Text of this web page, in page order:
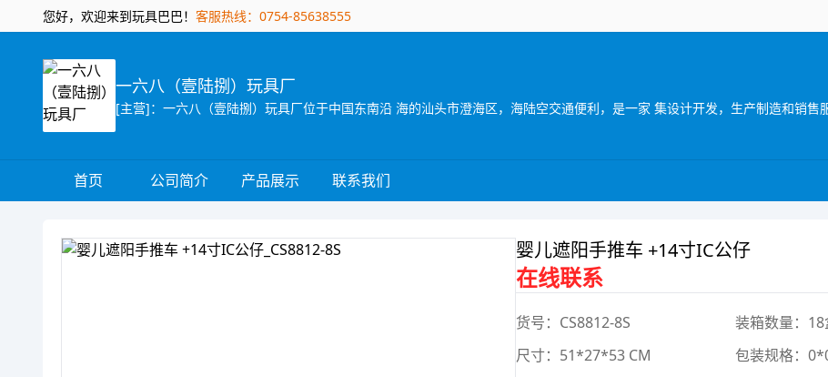
您好，欢迎来到玩具巴巴！ 客服热线：0754-85638555
一六八（壹陆捌）玩具厂
首页 公司简介 产品展示 联系我们
婴儿遮阳手推车 +14寸IC公仔
在线联系
货号：CS8812-8S 装箱数量：18
尺寸：51*27*53 CM
包装规格：